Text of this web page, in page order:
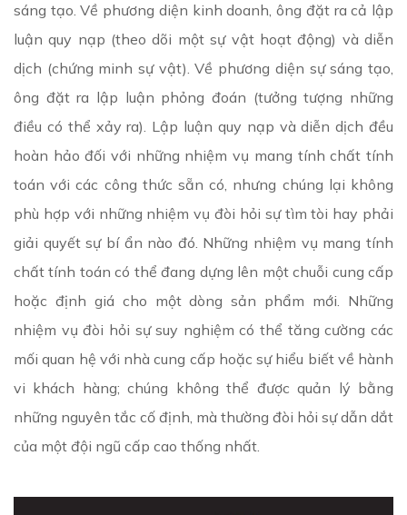
sáng tạo. Về phương diện kinh doanh, ông đặt ra cả lập
luận quy nạp (theo dõi một sự vật hoạt động) và diễn
dịch (chứng minh sự vật). Về phương diện sự sáng tạo,
ông đặt ra lập luận phỏng đoán (tưởng tượng những
điều có thể xảy ra). Lập luận quy nạp và diễn dịch đều
hoàn hảo đối với những nhiệm vụ mang tính chất tính
toán với các công thức sẵn có, nhưng chúng lại không
phù hợp với những nhiệm vụ đòi hỏi sự tìm tòi hay phải
giải quyết sự bí ẩn nào đó. Những nhiệm vụ mang tính
chất tính toán có thể đang dựng lên một chuỗi cung cấp
hoặc định giá cho một dòng sản phẩm mới. Những
nhiệm vụ đòi hỏi sự suy nghiệm có thể tăng cường các
mối quan hệ với nhà cung cấp hoặc sự hiểu biết về hành
vi khách hàng; chúng không thể được quản lý bằng
những nguyên tắc cố định, mà thường đòi hỏi sự dẫn dắt
của một đội ngũ cấp cao thống nhất.